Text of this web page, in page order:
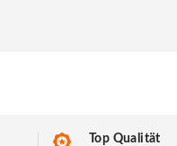
Top Qualität